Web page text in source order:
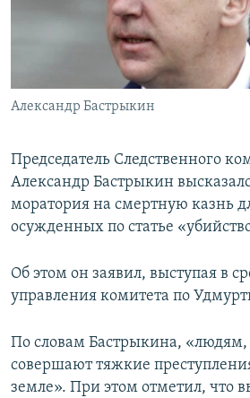
ПОБЕДИТЕЛЕЙ НЕ СУДЯТ?
КРЫМ.НЕПОКОРЕННЫЙ
УКРАИНСКАЯ ПРОБЛЕМА КРЫМА
ПРИСОЕДИНЯЙТЕСЬ!
Александр Бастрыкин
Председатель Следственного
Александр Бастрыкин
моратория на смертную казнь
осужденных по статье
Об этом он заявил, выступая в
управления комитета по
По словам Бастрыкина, «людям,
совершают тяжкие
земле». При этом отметил, что